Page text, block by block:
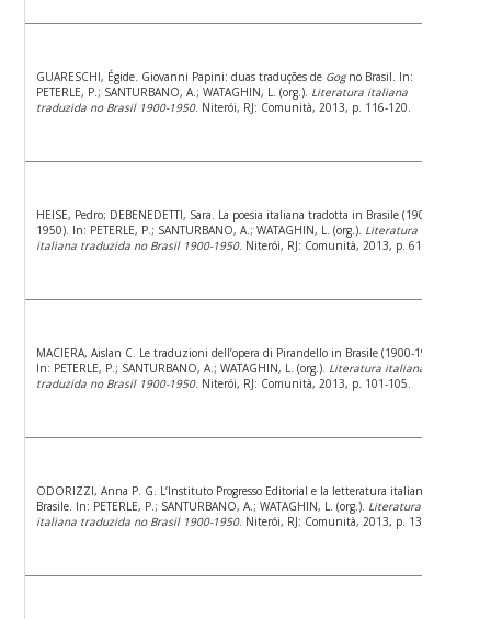
GUARESCHI, Égide. Giovanni Papini: duas traduções de Gogno Brasil. In:
PETERLE, P.; SANTURBANO, A.; WATAGHIN, L. (org.). Literatura italiana
traduzida no Brasil 1900-1950. Niterói, RJ: Comunità, 2013, p. 116-120.
HEISE, Pedro; DEBENEDETTI, Sara. La poesia italiana tradotta in Brasile (1900-
1950). In: PETERLE, P.; SANTURBANO, A.; WATAGHIN, L. (org.). Literatura
italiana traduzida no Brasil 1900-1950. Niterói, RJ: Comunità, 2013, p. 61-66.
MACIERA, Aislan C. Le traduzioni dell’opera di Pirandello in Brasile (1900-1950).
In: PETERLE, P.; SANTURBANO, A.; WATAGHIN, L. (org.). Literatura italiana
traduzida no Brasil 1900-1950. Niterói, RJ: Comunità, 2013, p. 101-105.
ODORIZZI, Anna P. G. L’Instituto Progresso Editorial e la letteratura italiana in
Brasile. In: PETERLE, P.; SANTURBANO, A.; WATAGHIN, L. (org.). Literatura
italiana traduzida no Brasil 1900-1950. Niterói, RJ: Comunità, 2013, p. 139-143.